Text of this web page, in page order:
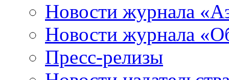
Новости журнала
Новости журнала
Пресс-релизы